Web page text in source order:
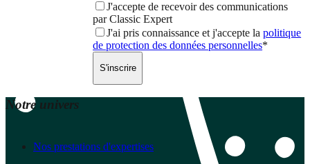
J'accepte de recevoir des communications
par Classic Expert
J'ai pris connaissance et j'accepte la politique
de protection des données personnelles*
S'inscrire
Notre univers
Nos prestations d'expertises